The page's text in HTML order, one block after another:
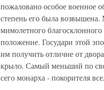
пожаловано особое военное
степень его была
мимолетного благосклонного
положение. Государи этой
им получить отличие от
крыло. Самый меньший по
сего монарха - покорителя